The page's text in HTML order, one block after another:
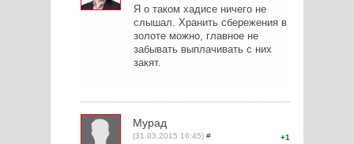
Я о таком хадисе ничего не
слышал. Хранить сбережения в
золоте можно, главное не
забывать выплачивать с них
закят.
Мурад
(31.03.2015 16:45) # 1